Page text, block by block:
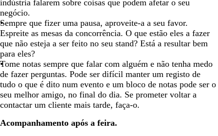
indústria falarem sobre coisas que podem afetar o seu
negócio.
Sempre que fizer uma pausa, aproveite-a a seu favor.
Espreite as mesas da concorrência. O que estão eles a fazer
que não esteja a ser feito no seu stand? Está a resultar bem
para eles?
Tome notas sempre que falar com alguém e não tenha medo
de fazer perguntas. Pode ser difícil manter um registo de
tudo o que é dito num evento e um bloco de notas pode ser o
seu melhor amigo, no final do dia. Se prometer voltar a
contactar um cliente mais tarde, faça-o.
Acompanhamento após a feira.